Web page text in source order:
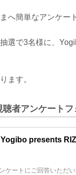
へ簡単なアンケー
選で3名様に、
ます。
者アンケートフ
Yogibo presents
ケートにご回答いただ